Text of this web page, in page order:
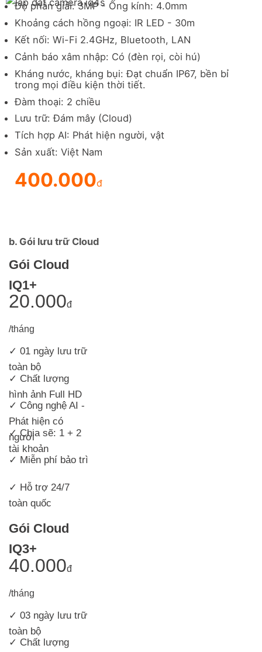
Độ phân giải: 3MP - Ống kính: 4.0mm
Khoảng cách hồng ngoại: IR LED - 30m
Kết nối: Wi-Fi 2.4GHz, Bluetooth, LAN
Cảnh báo xâm nhập: Có (đèn rọi, còi hú)
Kháng nước, kháng bụi: Đạt chuẩn IP67, bền bỉ
trong mọi điều kiện thời tiết.
Đàm thoại: 2 chiều
Lưu trữ: Đám mây (Cloud)
Tích hợp AI: Phát hiện người, vật
Sản xuất: Việt Nam
400.000đ
b. Gói lưu trữ Cloud
Gói Cloud
IQ1+
20.000đ
/tháng
✓ 01 ngày lưu trữ
toàn bộ
✓ Chất lượng
hình ảnh Full HD
✓ Công nghệ AI -
Phát hiện có
người
✓ Chia sẽ: 1 + 2
tài khoản
✓ Miễn phí bảo trì
✓ Hỗ trợ 24/7
toàn quốc
Gói Cloud
IQ3+
40.000đ
/tháng
✓ 03 ngày lưu trữ
toàn bộ
✓ Chất lượng